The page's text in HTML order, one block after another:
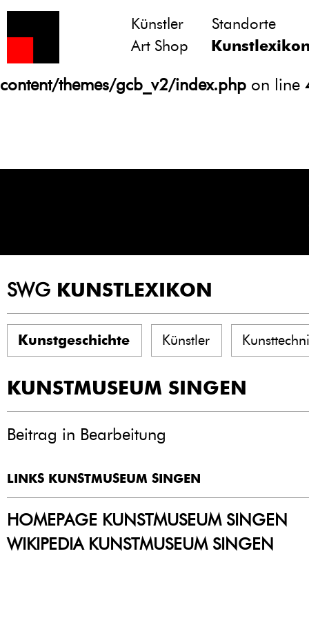
Notice
: Undefined variable: atts in
/homepages/21/d13550920/htdocs/
content/themes/gcb_v2/index.php on line
Künstler
Standorte
Art Shop
SWG KUNSTLEXIKON
Kunstgeschichte Künstler
KUNSTMUSEUM SINGEN
Beitrag in Bearbeitung
LINKS KUNSTMUSEUM SINGEN
HOMEPAGE KUNSTMUSEUM SINGEN
WIKIPEDIA KUNSTMUSEUM SINGEN